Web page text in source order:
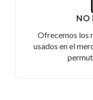
NO
Ofrecemos los
usados en el